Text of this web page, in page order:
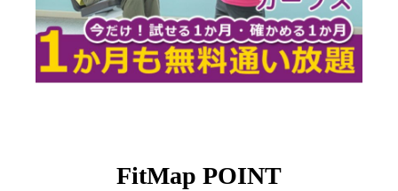
FitMap POINT